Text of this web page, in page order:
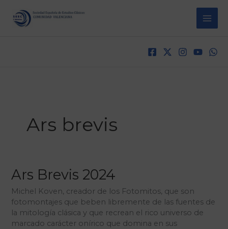
contenido
Ars brevis
Ars Brevis 2024
Michel Koven, creador de los Fotomitos, que son
fotomontajes que beben libremente de las fuentes de
la mitología clásica y que recrean el rico universo de
marcado carácter onírico que domina en sus